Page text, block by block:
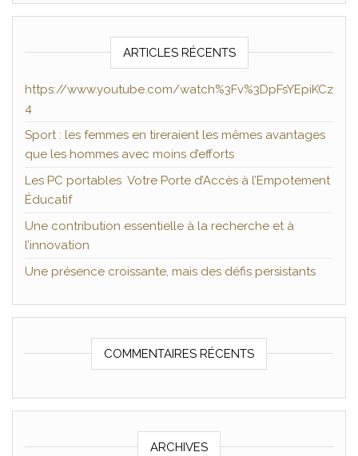
ARTICLES RÉCENTS
https://www.youtube.com/watch%3Fv%3DpFsYEpiKCz
4
Sport : les femmes en tireraient les mêmes avantages
que les hommes avec moins d’efforts
Les PC portables Votre Porte d’Accès à l’Empotement
Éducatif
Une contribution essentielle à la recherche et à
l’innovation
Une présence croissante, mais des défis persistants
COMMENTAIRES RÉCENTS
ARCHIVES